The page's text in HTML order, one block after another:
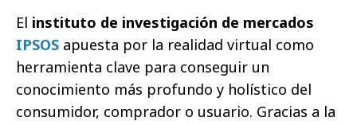
El instituto de investigación de mercados
IPSOS apuesta por la realidad virtual como
herramienta clave para conseguir un
conocimiento más profundo y holístico del
consumidor, comprador o usuario. Gracias a la